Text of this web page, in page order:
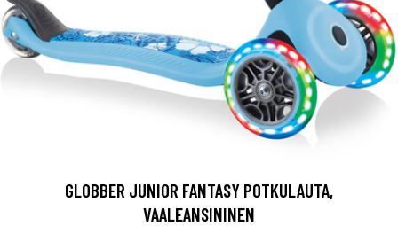
GLOBBER JUNIOR FANTASY POTKULAUTA,
VAALEANSININEN